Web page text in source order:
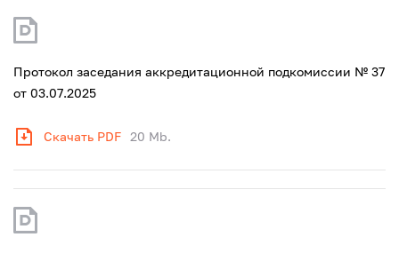
Протокол заседания аккредитационной подкомиссии № 37
от 03.07.2025
Скачать PDF 20 Mb.